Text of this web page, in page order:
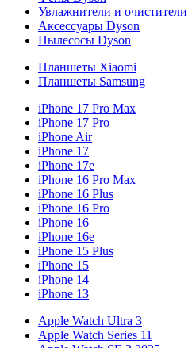
Увлажнители и
Аксессуары Dyson
Пылесосы Dyson
Планшеты Xiaomi
Планшеты Samsung
iPhone 17 Pro Max
iPhone 17 Pro
iPhone Air
iPhone 17
iPhone 17e
iPhone 16 Pro Max
iPhone 16 Plus
iPhone 16 Pro
iPhone 16
iPhone 16e
iPhone 15 Plus
iPhone 15
iPhone 14
iPhone 13
Apple Watch Ultra 3
Apple Watch Series 11